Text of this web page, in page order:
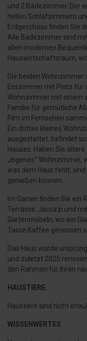
und 2 Badezimmer. Der
hellen Schlafzimmern
Erdgeschoss finden Sie
Alle Badezimmer sind
allen modernen
Hauswirtschaftsraum,
Die beiden Wohnzimmer
Esszimmer mit Platz für
Wohnzimmer mit einem
Familie für gemütliche
Film im Fernsehen
Ein drittes kleines
ausgestattet, befindet
Hauses. Haben Sie
„eigenes“ Wohnzimmer,
was dem Haus fehlt, sind
genießen können.
Im Garten finden Sie ein
Terrasse, Jacuzzi und
Gartenmöbeln, wo ein
Tasse Kaffee genossen
Das Haus wurde
und zuletzt 2025
den Rahmen für Ihren
HAUSTIERE:
Haustiere sind nicht
WISSENWERTES: